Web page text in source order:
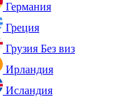
Германия
Греция
Грузия Без виз
Ирландия
Исландия